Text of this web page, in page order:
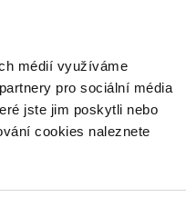
médií využíváme
pro sociální média
jste jim poskytli nebo
cookies naleznete
EURA